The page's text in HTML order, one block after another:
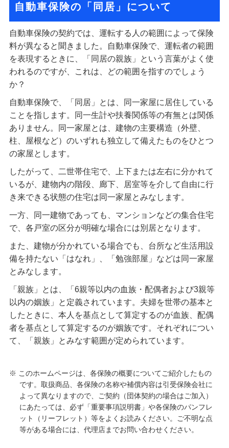
自動車保険の「同居」について
自動車保険の契約では、運転する人の範囲によって保険
料が異なると聞きました。自動車保険で、運転者の範囲
を表現するときに、「同居の親族」という言葉がよく使
われるのですが、これは、どの範囲を指すのでしょう
か？
自動車保険で、「同居」とは、同一家屋に居住している
ことを指します。同一生計や扶養関係等の有無とは関係
ありません。同一家屋とは、建物の主要構造（外壁、
柱、屋根など）のいずれも独立して備えたものをひとつ
の家屋とします。
したがって、二世帯住宅で、上下または左右に分かれて
いるが、建物内の階段、廊下、居室等を介して自由に行
き来できる状態の住宅は同一家屋とみなします。
一方、同一建物であっても、マンションなどの集合住宅
で、各戸室の区分が明確な場合には別居となります。
また、建物が分かれている場合でも、台所など生活用設
備を持たない「はなれ」、「勉強部屋」などは同一家屋
とみなします。
「親族」とは、「6親等以内の血族・配偶者および3親等
以内の姻族」と定義されています。夫婦を世帯の基本と
したときに、本人を基点として算定するのが血族、配偶
者を基点として算定するのが姻族です。それぞれについ
て、「親族」とみなす範囲が定められています。
※ このホームページは、各保険の概要についてご紹介したもの
です。取扱商品、各保険の名称や補償内容は引受保険会社に
よって異なりますので、ご契約（団体契約の場合はご加入）
にあたっては、必ず「重要事項説明書」や各保険のパンフレ
ット（リーフレット）等をよくお読みください。ご不明な点
等がある場合には、代理店までお問い合わせください。